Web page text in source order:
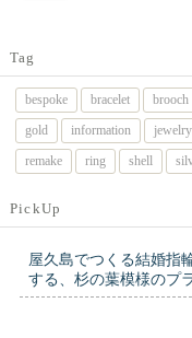
Tag
bespoke bracelet brooch
gold
information jewelry
remake
ring shell
PickUp
屋久島でつくる結婚指
する、杉の葉模様のプ